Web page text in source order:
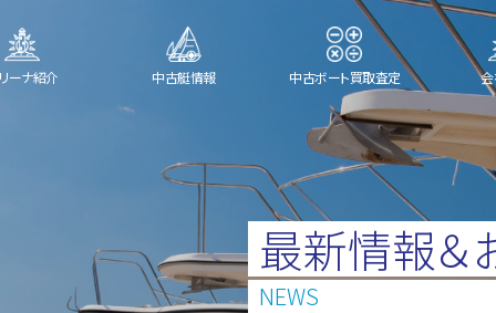
ーナ紹介 中古艇情報 中古ボート買取査定
最新情報＆
NEWS